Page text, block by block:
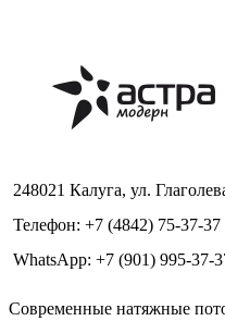
248021 Калуга, ул.
Телефон: +7 (4842) 75-37-37
WhatsApp: +7 (901) 995-37-
Современные натяжные